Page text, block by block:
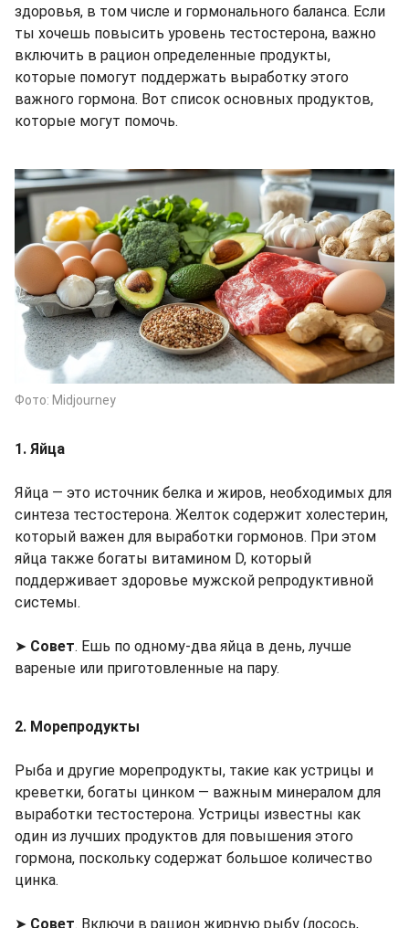
здоровья, в том числе и гормонального баланса. Если
ты хочешь повысить уровень тестостерона, важно
включить в рацион определенные продукты,
которые помогут поддержать выработку этого
важного гормона. Вот список основных продуктов,
которые могут помочь.
Фото: Midjourney
1. Яйца
Яйца — это источник белка и жиров, необходимых для
синтеза тестостерона. Желток содержит холестерин,
который важен для выработки гормонов. При этом
яйца также богаты витамином D, который
поддерживает здоровье мужской репродуктивной
системы.
➤ Совет. Ешь по одному-два яйца в день, лучше
вареные или приготовленные на пару.
2. Морепродукты
Рыба и другие морепродукты, такие как устрицы и
креветки, богаты цинком — важным минералом для
выработки тестостерона. Устрицы известны как
один из лучших продуктов для повышения этого
гормона, поскольку содержат большое количество
цинка.
➤ Совет. Включи в рацион жирную рыбу (лосось,